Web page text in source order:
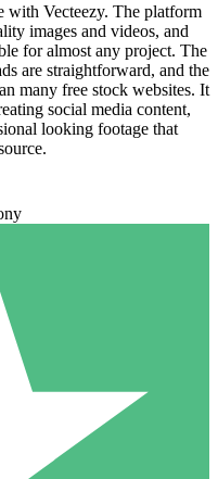
with Vecteezy. The platform
images and videos, and
for almost any project. The
are straightforward, and the
many free stock websites. It
social media content,
looking footage that